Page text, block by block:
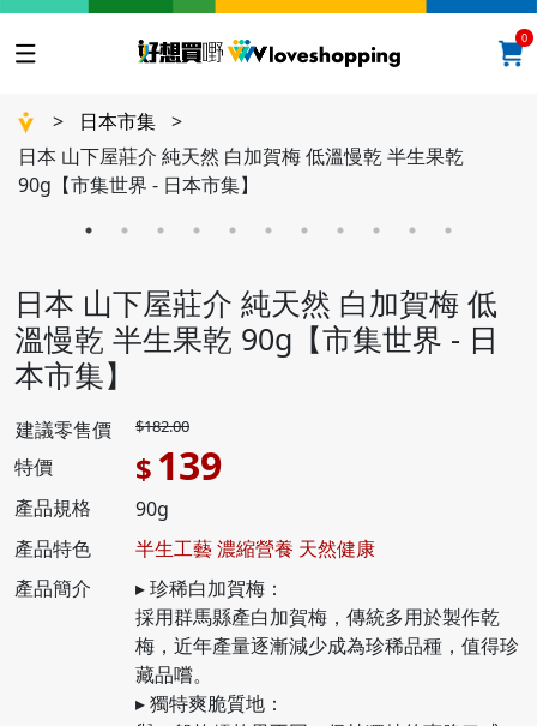
0
> 日本市集
>
日本 山下屋莊介 純天然 白加賀梅 低溫慢乾 半生果乾
90g【市集世界 - 日本市集】
日本 山下屋莊介 純天然 白加賀梅 低
溫慢乾 半生果乾 90g【市集世界 - 日
本市集】
建議零售價 $182.00
特價 $ 139
產品規格
90g
產品特色
半生工藝 濃縮營養 天然健康
產品簡介
▸ 珍稀白加賀梅：
採用群馬縣產白加賀梅，傳統多用於製作乾
梅，近年產量逐漸減少成為珍稀品種，值得珍
藏品嚐。
▸ 獨特爽脆質地：